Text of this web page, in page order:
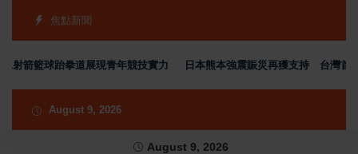
焦點新聞
籃球跆拳道展現青年競技實力 日本熊本強震賑災再獲支持 台灣首廟天
August 9, 2026
August 9, 2026